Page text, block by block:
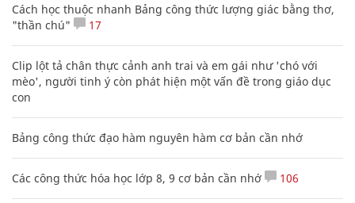
Cách học thuộc nhanh Bảng công thức lượng giác bằng thơ,
"thần chú"
17
Clip lột tả chân thực cảnh anh trai và em gái như 'chó với
mèo', người tinh ý còn phát hiện một vấn đề trong giáo dục
con
Bảng công thức đạo hàm nguyên hàm cơ bản cần nhớ
Các công thức hóa học lớp 8, 9 cơ bản cần nhớ 106